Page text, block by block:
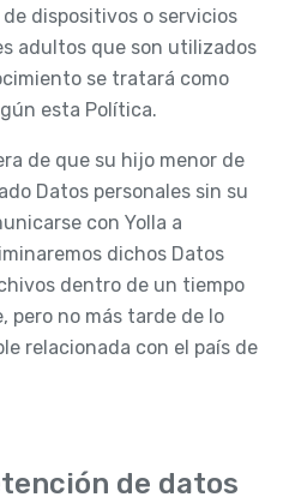
dispositivos o servicios
adultos que son utilizados
se tratará como
esta Política.
de que su hijo menor de
Datos personales sin su
con Yolla a
dichos Datos
dentro de un tiempo
pero no más tarde de lo
relacionada con el país de
de datos